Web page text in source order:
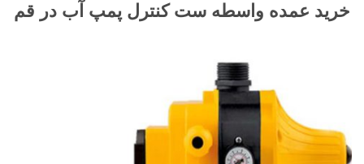
خرید عمده واسطه ست کنترل پمپ آب در قم